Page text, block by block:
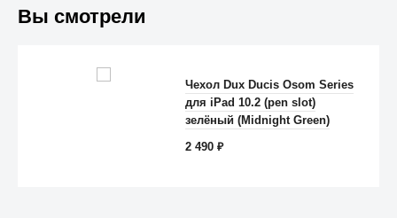
Anker
Вы смотрели
Чехол Dux Ducis Osom Series
для iPad 10.2 (pen slot)
зелёный (Midnight Green)
2 490₽